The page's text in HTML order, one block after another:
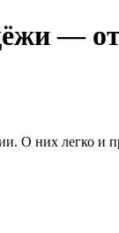
—
О них легко и